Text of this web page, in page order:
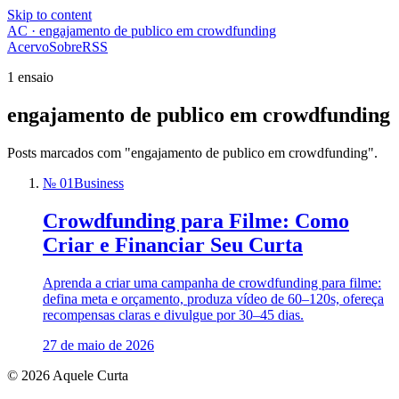
Skip to content
AC · engajamento de publico em crowdfunding
AcervoSobreRSS
1 ensaio
engajamento de publico em crowdfunding
Posts marcados com "engajamento de publico em crowdfunding".
№ 01Business
Crowdfunding para Filme: Como
Criar e Financiar Seu Curta
Aprenda a criar uma campanha de crowdfunding para filme:
defina meta e orçamento, produza vídeo de 60–120s, ofereça
recompensas claras e divulgue por 30–45 dias.
27 de maio de 2026
© 2026 Aquele Curta